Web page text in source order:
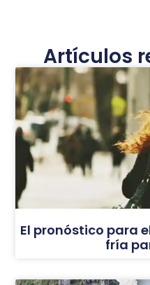
Artículos
El pronóstico para
fría